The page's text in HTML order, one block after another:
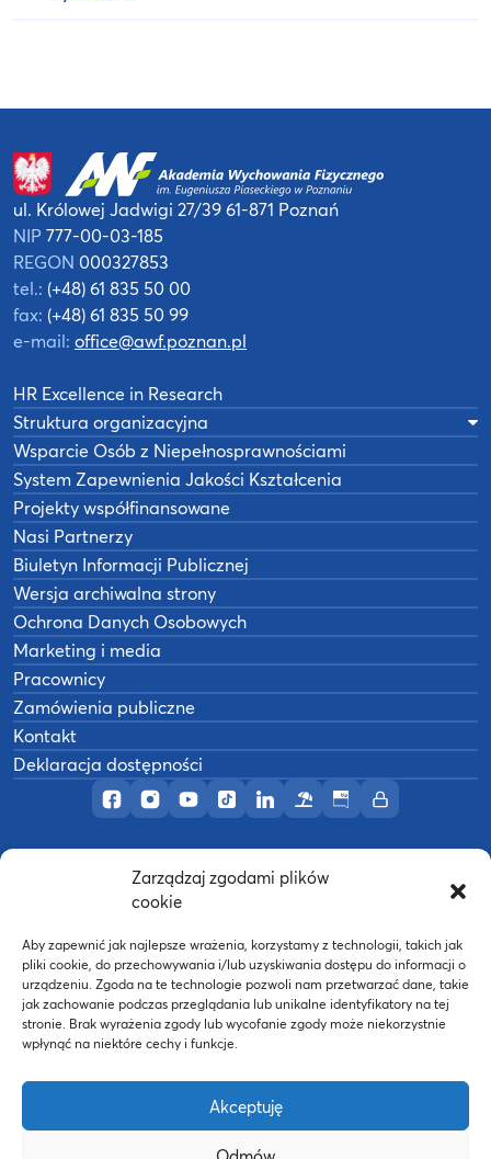
Zarządzaj zgodami plików
cookie
Aby zapewnić jak najlepsze wrażenia, korzystamy z technologii, takich jak
pliki cookie, do przechowywania i/lub uzyskiwania dostępu do informacji o
urządzeniu. Zgoda na te technologie pozwoli nam przetwarzać dane, takie
jak zachowanie podczas przeglądania lub unikalne identyfikatory na tej
stronie. Brak wyrażenia zgody lub wycofanie zgody może niekorzystnie
wpłynąć na niektóre cechy i funkcje.
Akceptuję
Profil AWF Poznań w serwisie Facebook
Profil AWF Poznań w serwisie Instagram
Profil AWF Poznań w serwisie YouTube
Profil AWF Poznań w serwisie
Profil AWF Poznań w
OśrodekBiuletynIntranet
ul. Królowej Jadwigi 27/3961-871 Poznań
NIP 777-00-03-185
REGON 000327853
tel.: (+48) 61 835 50 00
fax: (+48) 61 835 50 99
e-mail: office@awf.poznan.pl
HR Excellence in Research
Struktura organizacyjna
Wsparcie Osób z Niepełnosprawnościami
System Zapewnienia Jakości Kształcenia
Projekty współfinansowane
Nasi Partnerzy
Biuletyn Informacji Publicznej
Wersja archiwalna strony
Ochrona Danych Osobowych
Marketing i media
Pracownicy
Zamówienia publiczne
Kontakt
Deklaracja dostępności
Akademia Wychowania Fizycznego w
Wykonanie: nFinity.pl